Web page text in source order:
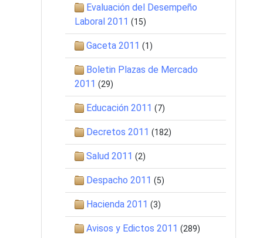
Evaluación del Desempeño
Laboral 2011 (15)
Gaceta 2011 (1)
Boletin Plazas de Mercado
2011 (29)
Educación 2011 (7)
Decretos 2011 (182)
Salud 2011 (2)
Despacho 2011 (5)
Hacienda 2011 (3)
Avisos y Edictos 2011 (289)